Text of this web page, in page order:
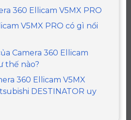
360 Ellicam V5MX PRO
V5MX PRO có gì nổi
Camera 360 Ellicam
thế nào?
360 Ellicam V5MX
DESTINATOR uy